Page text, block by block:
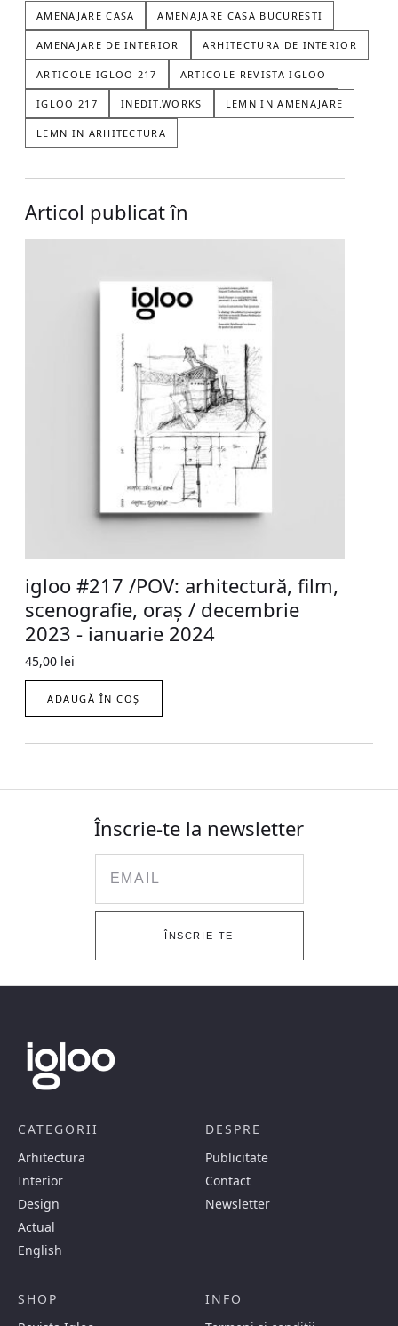
AMENAJARE CASA AMENAJARE CASA BUCURESTI
AMENAJARE DE INTERIOR ARHITECTURA DE INTERIOR
ARTICOLE IGLOO 217 ARTICOLE REVISTA IGLOO
IGLOO 217 INEDIT.WORKS LEMN IN AMENAJARE
LEMN IN ARHITECTURA
Articol publicat în
igloo #217 /POV: arhitectură, film,
scenografie, oraș / decembrie
2023 - ianuarie 2024
45,00 lei
ADAUGĂ ÎN COȘ
Înscrie-te la newsletter
ÎNSCRIE-TE
CATEGORII
Arhitectura
Interior
Design
Actual
English
DESPRE
Publicitate
Contact
Newsletter
SHOP
INFO